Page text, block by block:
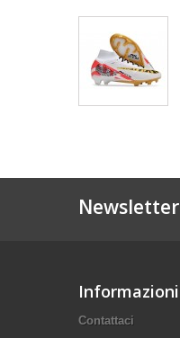
Newsletter
Informazioni
Contattaci